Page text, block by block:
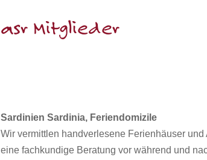
asr Mitglieder
Sardinien Sardinia, Feriendomizile
Wir vermittlen handverlesene Ferienhäuser
eine fachkundige Beratung vor während und